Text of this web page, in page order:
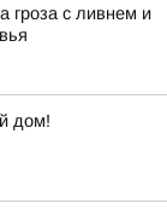
гроза с ливнем и
дом!